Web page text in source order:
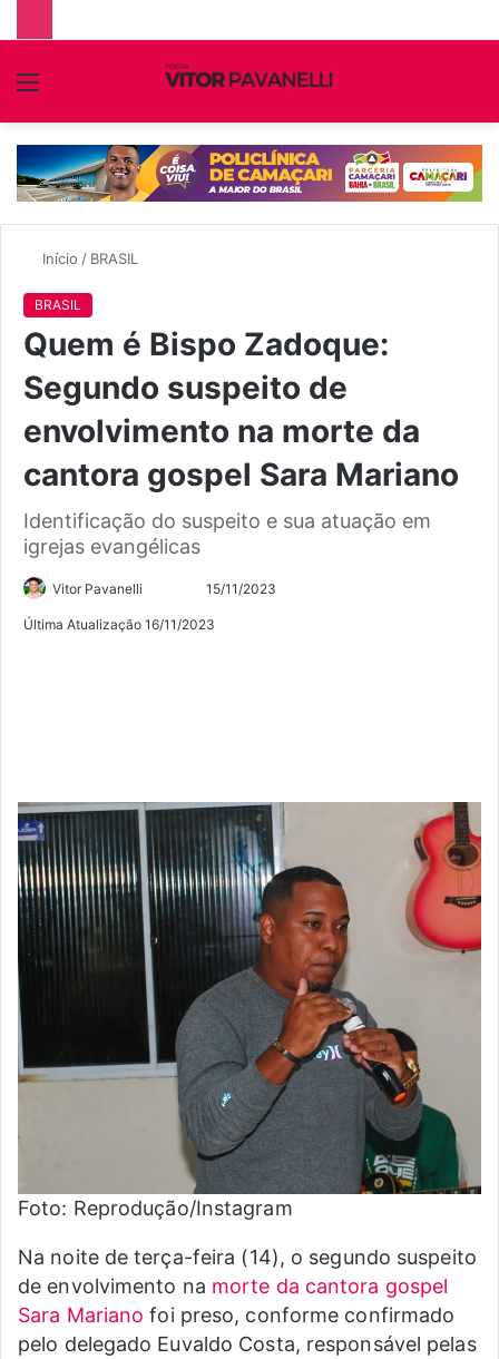
Menu
Início / BRASIL
BRASIL
Quem é Bispo Zadoque:
Segundo suspeito de
envolvimento na morte da
cantora gospel Sara Mariano
Identificação do suspeito e sua atuação em
igrejas evangélicas
Vitor Pavanelli
no
Mande
um
15/11/2023
Última Atualização 16/11/2023
Foto: Reprodução/Instagram
Na noite de terça-feira (14), o segundo suspeito
de envolvimento na morte da cantora gospel
Sara Mariano foi preso, conforme confirmado
pelo delegado Euvaldo Costa, responsável pelas